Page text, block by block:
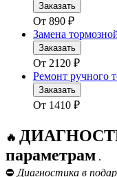
Заказать
От 890 ₽
Замена
Заказать
От 2120 ₽
Ремонт ручного
Заказать
От 1410 ₽
🔥
параметрам .
⛔ Диагностика в